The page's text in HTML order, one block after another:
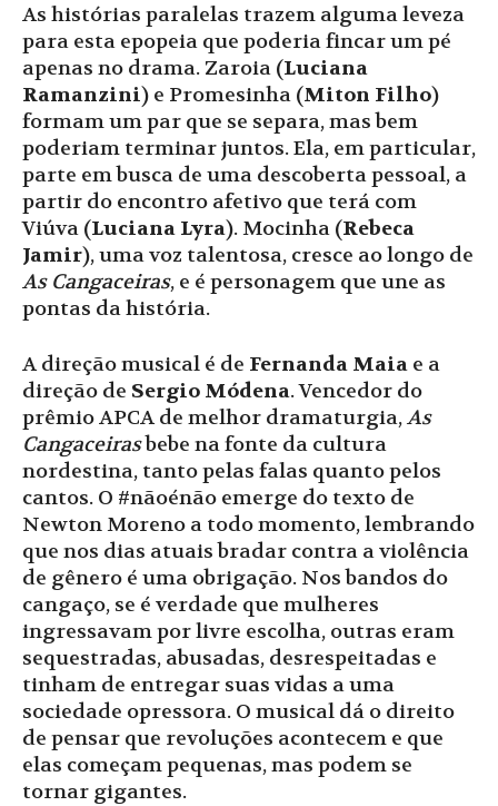
As histórias paralelas trazem alguma leveza
para esta epopeia que poderia fincar um pé
apenas no drama. Zaroia (Luciana
Ramanzini) e Promesinha (Miton Filho)
formam um par que se separa, mas bem
poderiam terminar juntos. Ela, em particular,
parte em busca de uma descoberta pessoal, a
partir do encontro afetivo que terá com
Viúva (Luciana Lyra). Mocinha (Rebeca
Jamir), uma voz talentosa, cresce ao longo de
As Cangaceiras, e é personagem que une as
pontas da história.
A direção musical é de Fernanda Maia e a
direção de Sergio Módena. Vencedor do
prêmio APCA de melhor dramaturgia,As
Cangaceirasbebe na fonte da cultura
nordestina, tanto pelas falas quanto pelos
cantos. O #nãoénão emerge do texto de
Newton Moreno a todo momento, lembrando
que nos dias atuais bradar contra a violência
de gênero é uma obrigação. Nos bandos do
cangaço, se é verdade que mulheres
ingressavam por livre escolha, outras eram
sequestradas, abusadas, desrespeitadas e
tinham de entregar suas vidas a uma
sociedade opressora. O musical dá o direito
de pensar que revoluções acontecem e que
elas começam pequenas, mas podem se
tornar gigantes.